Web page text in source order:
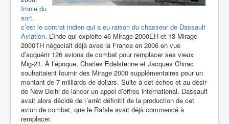
Ironie du
sort,
c’est le contrat indien qui a eu raison du chasseur de Dassault
Aviation. L’Inde qui exploite 46 Mirage 2000EH et 13 Mirage
2000TH négociait déjà avec la France en 2006 en vue
d’acquérir 126 avions de combat pour remplacer ses vieux
Mig-21. À l’époque, Charles Edelstenne et Jacques Chirac
souhaitaient fournir des Mirage 2000 supplémentaires pour un
montant de 7 milliards de dollars. Suite à cet échec et au désir
de New Delhi de lancer un appel d’offres international, Dassault
avait alors décidé de l´arrêt définitif de la production de cet
avion de combat, que le Rafale avait déjà commencé à
remplacer.